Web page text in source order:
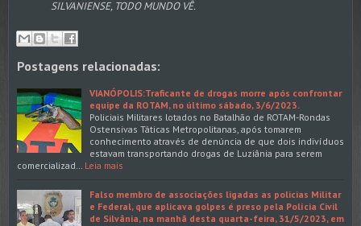
SILVANIENSE, TODO MUNDO VÊ.
Postagens relacionadas:
VIANÓPOLIS:Traficante de drogas morre após confrontar
equipe da ROTAM, no último sábado, 3/6/2023.
Policiais Militares lotados no Batalhão de ROTAM-Rondas
Ostensivas Táticas Metropolitanas, após tomarem
conhecimento através de denúncia de que dois indivíduos
estavam transportando drogas de Luziânia para serem
comercializad…
Leia mais
Falso membro de associações ligadas as policias Militar
e Federal, que aplicava golpes é preso pela Polícia Civil
de Silvânia, na manhã desta quarta-feira, 31/5/2023, em